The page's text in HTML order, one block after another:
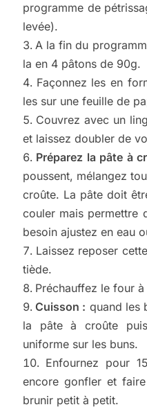
programme de
levée).
A la fin du
la en 4 pâtons de 90g.
Façonnez les en
les sur une feuille de
Couvrez avec un
et laissez doubler de
Préparez la pâte à
poussent, mélangez
croûte. La pâte doit
couler mais permettre
besoin ajustez en eau
Laissez reposer
tiède.
Préchauffez le four à
Cuisson : quand les
la pâte à croûte
uniforme sur les buns.
Enfournez pour
encore gonfler et
brunir petit à petit.